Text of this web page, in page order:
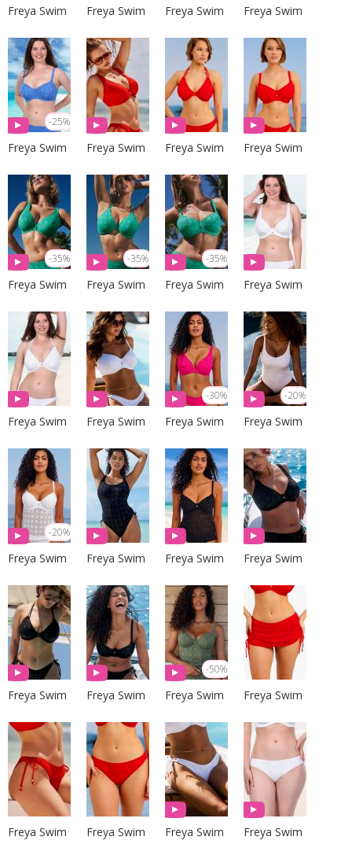
Freya Swim Freya Swim Freya Swim Freya Swim
-25%
Freya Swim Freya Swim Freya Swim Freya Swim
-35%
Freya Swim
-35%
Freya Swim
-35%
Freya Swim Freya Swim
Freya Swim Freya Swim
-30%
Freya Swim
-20%
Freya Swim
-20%
Freya Swim Freya Swim Freya Swim Freya Swim
Freya Swim Freya Swim
-50%
Freya Swim Freya Swim
Freya Swim Freya Swim Freya Swim Freya Swim